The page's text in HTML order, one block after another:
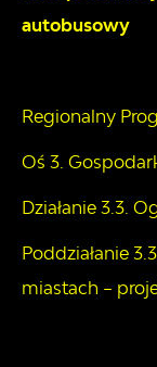
autobusowy
Regionalny
Oś 3.
Działanie 3.3.
Poddziałanie
miastach –